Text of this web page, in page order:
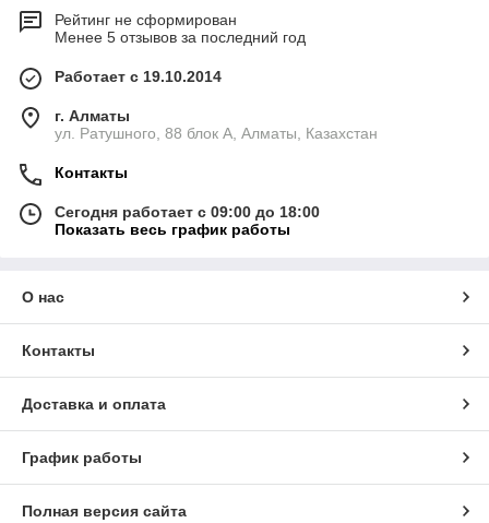
Рейтинг не сформирован
Менее 5 отзывов за последний год
Работает с 19.10.2014
г. Алматы
ул. Ратушного, 88 блок A, Алматы, Казахстан
Контакты
Сегодня работает с 09:00 до 18:00
Показать весь график работы
О нас
Контакты
Доставка и оплата
График работы
Полная версия сайта